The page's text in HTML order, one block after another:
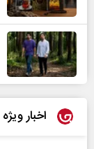
اخبار ویژه